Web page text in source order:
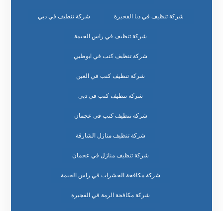
شركة تنظيف في دبا الفجيرة شركة تنظيف في دبي
شركة تنظيف في راس الخيمة
شركة تنظيف كنب في ابوظبي
شركة تنظيف كنب في العين
شركة تنظيف كنب في دبي
شركة تنظيف كنب في عجمان
شركة تنظيف منازل الشارقة
شركة تنظيف منازل في عجمان
شركة مكافحة الحشرات في راس الخيمة
شركة مكافحة الرمة في الفجيرة